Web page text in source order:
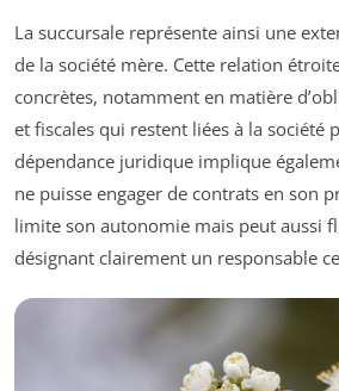
La succursale représente ainsi une
de la société mère. Cette relation
concrètes, notamment en matière
et fiscales qui restent liées à la société
dépendance juridique implique
ne puisse engager de contrats en son
limite son autonomie mais peut aussi
désignant clairement un responsable